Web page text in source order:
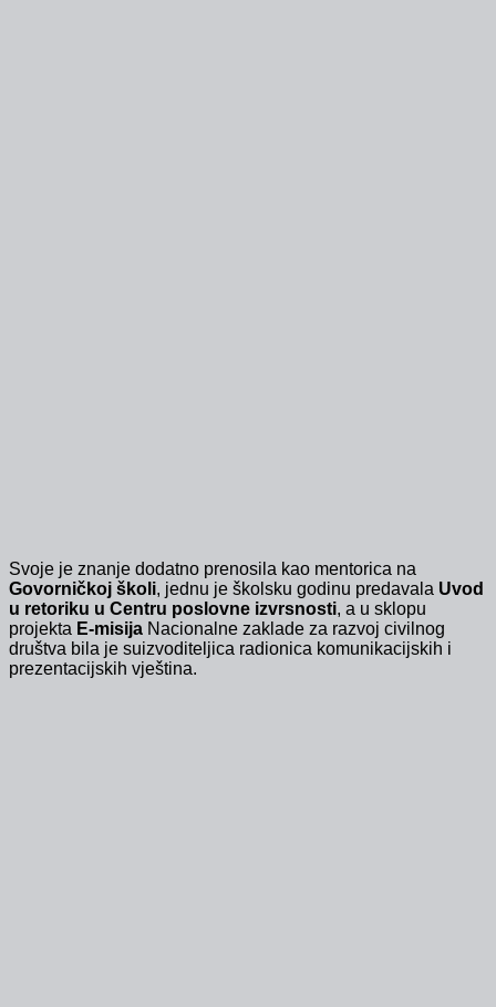
Svoje je znanje dodatno prenosila kao mentorica na
Govorničkoj školi, jednu je školsku godinu predavala Uvod
u retoriku u Centru poslovne izvrsnosti, a u sklopu
projekta E-misija Nacionalne zaklade za razvoj civilnog
društva bila je suizvoditeljica radionica komunikacijskih i
prezentacijskih vještina.